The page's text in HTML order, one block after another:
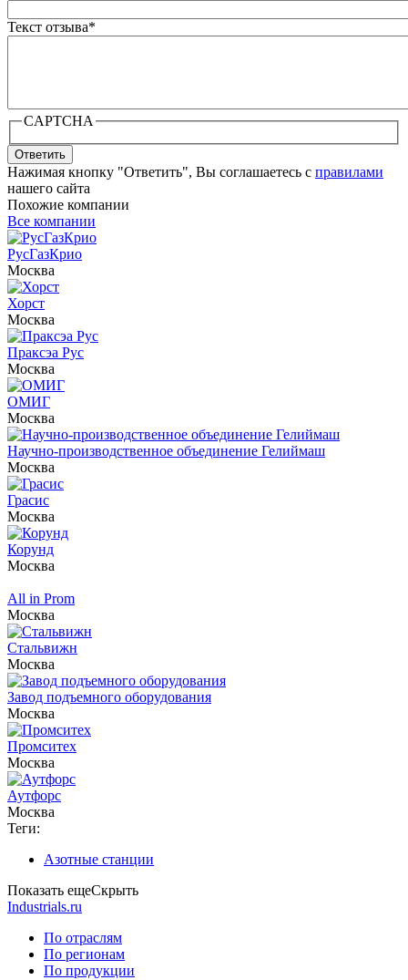
Текст отзыва*
CAPTCHA
Ответить
Нажимая кнопку "Ответить", Вы соглашаетесь с правилами
нашего сайта
Похожие компании
Все компании
РусГазКрио
Москва
Хорст
Москва
Праксэа Рус
Москва
ОМИГ
Москва
Научно-производственное объединение Гелиймаш
Москва
Грасис
Москва
Корунд
Москва
All in Prom
Москва
Стальвижн
Москва
Завод подъемного оборудования
Москва
Промситех
Москва
Аутфорс
Москва
Теги:
Азотные станции
Показать ещеСкрыть
Industrials.ru
По отраслям
По регионам
По продукции